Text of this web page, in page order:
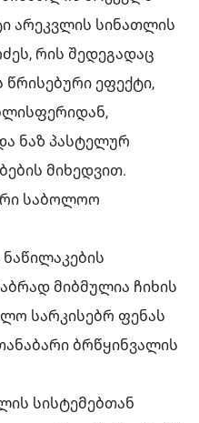
არეკვლის სინათლის
რის შედეგადაც
წრისებური ეფექტი,
ნაზ პასტელურ
მიხედვით.
საბოლოო
მიბმულია ჩიხის
სარკისებრ ფენას
ბრწყინვალის
სისტემებთან